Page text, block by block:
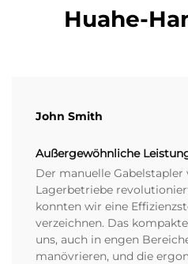
Huahe-
John Smith
Außergewöhnliche
Der manuelle Gabelstapler
Lagerbetriebe
konnten wir eine
verzeichnen. Das
uns, auch in engen
manövrieren, und die